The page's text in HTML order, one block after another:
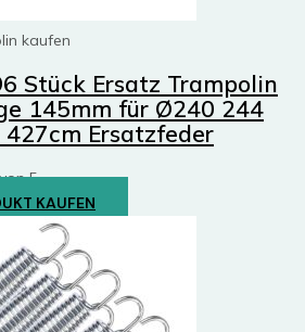
kaufen
Stück Ersatz Trampolin
145mm für Ø240 244
Ersatzfeder
5
KAUFEN